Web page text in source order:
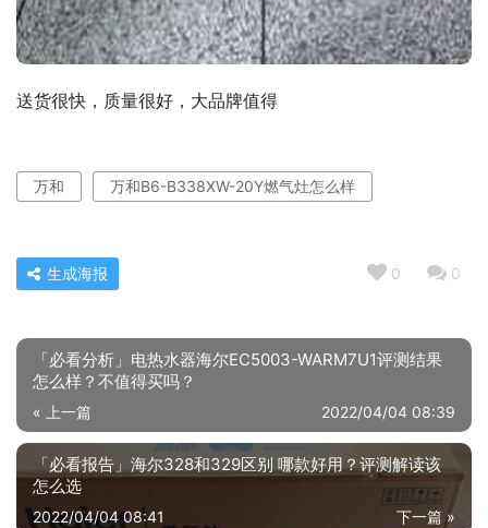
送货很快，质量很好，大品牌值得
万和 万和B6-B338XW-20Y燃气灶怎么样
0 0
生成海报
「必看分析」电热水器海尔EC5003-WARM7U1评测结果
怎么样？不值得买吗？
« 上一篇 2022/04/04 08:39
「必看报告」海尔328和329区别 哪款好用？评测解读该
怎么选
下一篇 »
2022/04/04 08:41